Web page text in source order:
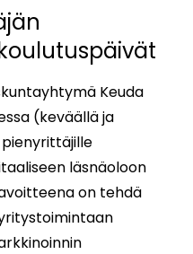
Keuda
(keväällä ja
läsnäoloon
on tehdä